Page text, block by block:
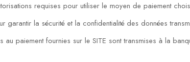
requises pour utiliser le moyen de paiement
garantir la sécurité et la confidentialité des données
paiement fournies sur le SITE sont transmises à la